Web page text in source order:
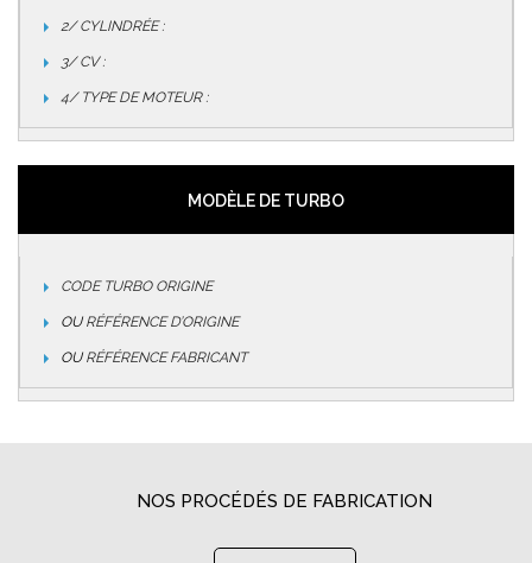
2/ CYLINDRÉE :
3/ CV :
4/ TYPE DE MOTEUR :
MODÈLE DE TURBO
CODE TURBO ORIGINE
OURÉFÉRENCE D’ORIGINE
OURÉFÉRENCE FABRICANT
NOS PROCÉDÉS DE FABRICATION